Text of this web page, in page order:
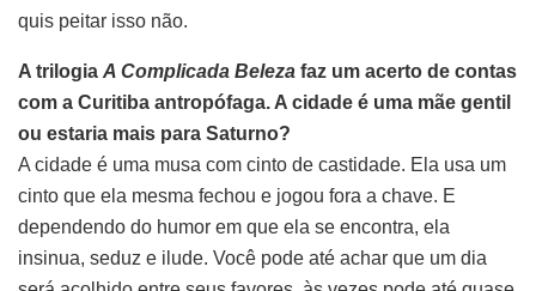
quis peitar isso não.
A trilogia A Complicada Beleza faz um acerto de contas
com a Curitiba antropófaga. A cidade é uma mãe gentil
ou estaria mais para Saturno?
A cidade é uma musa com cinto de castidade. Ela usa um
cinto que ela mesma fechou e jogou fora a chave. E
dependendo do humor em que ela se encontra, ela
insinua, seduz e ilude. Você pode até achar que um dia